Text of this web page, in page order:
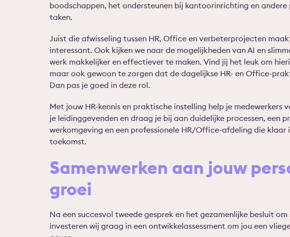
boodschappen, het ondersteunen bij kantoorinrichting en
taken.
Juist die afwisseling tussen HR, Office en verbeterprojecten
interessant. Ook kijken we naar de mogelijkheden van AI en
werk makkelijker en effectiever te maken. Vind jij het leuk om
maar ook gewoon te zorgen dat de dagelijkse HR- en Office-
Dan pas je goed in deze rol.
Met jouw HR-kennis en praktische instelling help je medewerkers
je leidinggevenden en draag je bij aan duidelijke processen, een
werkomgeving en een professionele HR/Office-afdeling die klaar
toekomst.
Samenwerken aan jouw
groei
Na een succesvol tweede gesprek en het gezamenlijke besluit om
investeren wij graag in een ontwikkelassessment om jou een